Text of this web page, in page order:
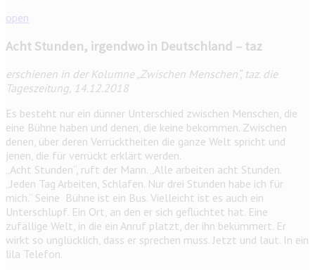
open
Acht Stunden, irgendwo in Deutschland – taz
erschienen in der Kolumne „Zwischen Menschen“, taz. die
Tageszeitung, 14.12.2018
Es besteht nur ein dünner Unterschied zwischen Menschen, die
eine Bühne haben und denen, die keine bekommen. Zwischen
denen, über deren Verrücktheiten die ganze Welt spricht und
jenen, die für verrückt erklärt werden.
„Acht Stunden“, ruft der Mann. „Alle arbeiten acht Stunden.
„Jeden Tag Arbeiten, Schlafen. Nur drei Stunden habe ich für
mich.“ Seine Bühne ist ein Bus. Vielleicht ist es auch ein
Unterschlupf. Ein Ort, an den er sich geflüchtet hat. Eine
zufällige Welt, in die ein Anruf platzt, der ihn bekümmert. Er
wirkt so unglücklich, dass er sprechen muss. Jetzt und laut. In ein
lila Telefon.